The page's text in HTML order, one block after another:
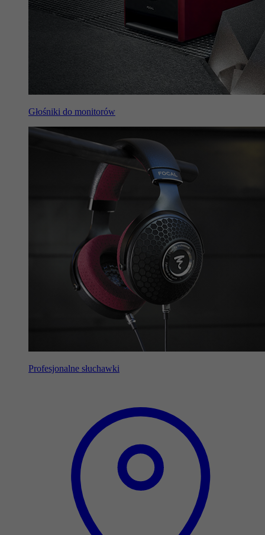
Głośniki do monitorów
Profesjonalne słuchawki